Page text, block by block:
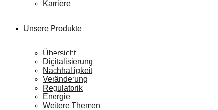
Karriere
Unsere Produkte
Übersicht
Digitalisierung
Nachhaltigkeit
Veränderung
Regulatorik
Energie
Weitere Themen